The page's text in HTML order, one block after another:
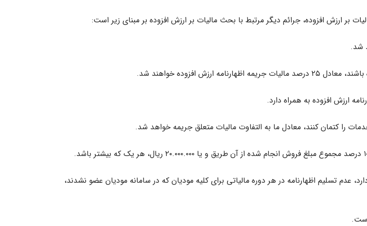
عدم تسلیم اظهارنامه در هر دوره مالیاتی برای کلیه مودیان که در سامانه مودیان عضو نشدند،